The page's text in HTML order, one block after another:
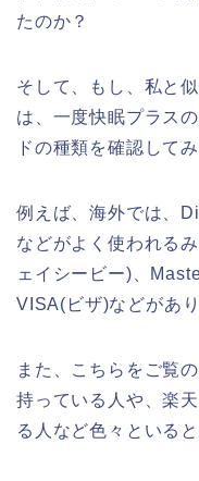
たのか？
そして、もし、私と
は、一度快眠プラス
ドの種類を確認して
例えば、海外では、
などがよく使われる
ェイシービー)、
VISA(ビザ)などがあ
また、こちらをご覧
持っている人や、楽
る人など色々といる